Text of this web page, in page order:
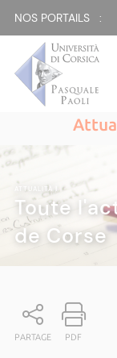
NOS PORTAILS :
ATTUALITÀ|
Toute
de Corse
PARTAGE PDF